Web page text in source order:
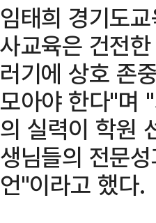
임태희 경기도
사교육은 건전
러기에 상호 존
모아야 한다"며
의 실력이 학원
생님들의 전문
언"이라고 했다.